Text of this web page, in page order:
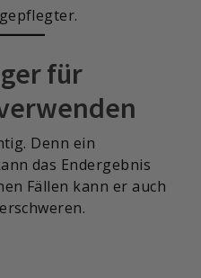
für
Denn ein
das Endergebnis
Fällen kann er auch